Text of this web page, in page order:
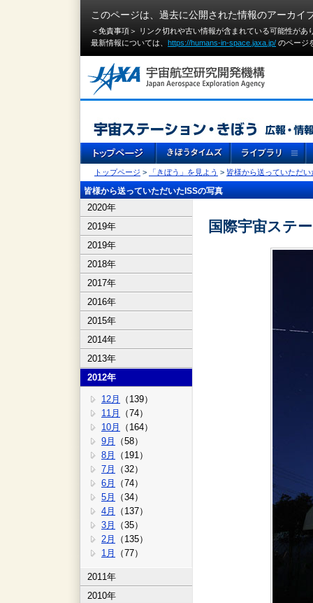
このページは、過去に公開された情報のアーカイ
＜免責事項＞ リンク切れや古い情報が含まれている可能性が
最新情報については、 https://humans-in-space.jaxa.jp/ のページ
トップページ > 「きぼう」を見よう > 皆様から送っていただい
皆様から送っていただいたISSの写真
2020年
2019年
2019年
2018年
2017年
2016年
2015年
2014年
2013年
2012年
12月
（139）
11月
（74）
10月
（164）
9月
（58）
8月
（191）
7月
（32）
6月
（74）
5月
（34）
4月
（137）
3月
（35）
2月
（135）
1月
（77）
2011年
2010年
国際宇宙ステ